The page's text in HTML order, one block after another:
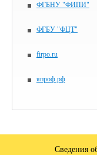
ФГБНУ "ФИПИ"
ФГБУ "ФЦТ"
firpo.ru
япроф.рф
Сведения